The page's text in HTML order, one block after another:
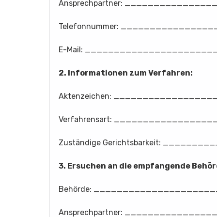
Ansprechpartner:
Telefonnummer:
E-Mail:
2. Informationen zum Verfahren:
Aktenzeichen:
Verfahrensart:
Zuständige Gerichtsbarkeit:
3. Ersuchen an die empfangende
Behörde:
Ansprechpartner: